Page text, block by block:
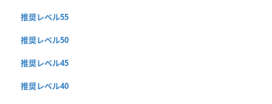
推奨レベル55
推奨レベル50
推奨レベル45
推奨レベル40